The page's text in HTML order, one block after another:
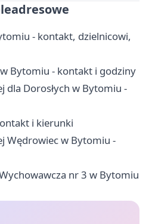
- kontakt, dzielnicowi,
Bytomiu - kontakt i godziny
dla Dorosłych w Bytomiu -
i kierunki
Wędrowiec w Bytomiu -
nr 3 w Bytomiu